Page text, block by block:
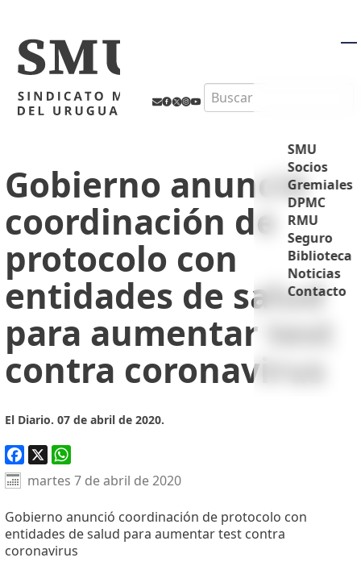
Search
SMU
Socios
Gremiales
DPMC
RMU
Seguro
Biblioteca
Noticias
Contacto
Gobierno anunció
coordinación de
protocolo con
entidades de salud
para aumentar test
contra coronavirus
El Diario. 07 de abril de 2020.
Facebook
X WhatsApp
martes 7 de abril de 2020
Gobierno anunció coordinación de protocolo con
entidades de salud para aumentar test contra
coronavirus